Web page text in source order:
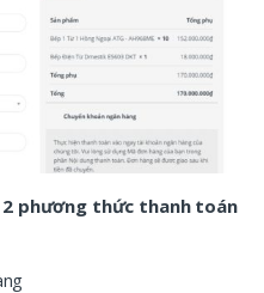
2 phương thức thanh toán